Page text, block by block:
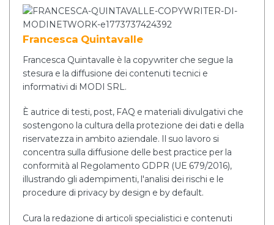
Francesca Quintavalle
Francesca Quintavalle è la copywriter che segue la
stesura e la diffusione dei contenuti tecnici e
informativi di MODI SRL.
È autrice di testi, post, FAQ e materiali divulgativi che
sostengono la cultura della protezione dei dati e della
riservatezza in ambito aziendale. Il suo lavoro si
concentra sulla diffusione delle best practice per la
conformità al Regolamento GDPR (UE 679/2016),
illustrando gli adempimenti, l'analisi dei rischi e le
procedure di privacy by design e by default.
Cura la redazione di articoli specialistici e contenuti